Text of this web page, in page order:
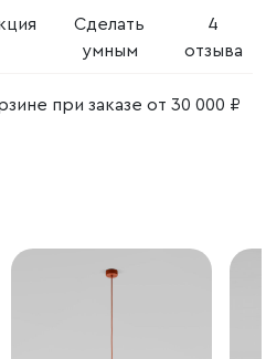
Сделать
умным
4
отзыва
при заказе от 30 000 ₽